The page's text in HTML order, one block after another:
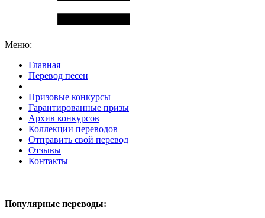
Меню:
Главная
Перевод песен
Призовые конкурсы
Гарантированные призы
Архив конкурсов
Коллекции переводов
Отправить свой перевод
Отзывы
Контакты
Популярные переводы: